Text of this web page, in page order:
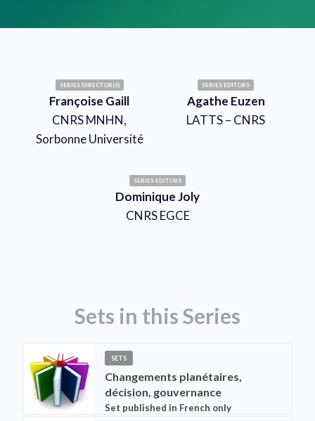
SERIES DIRECTOR(S)
Françoise Gaill
CNRS MNHN,
Sorbonne Université
SERIES EDITORS
Agathe Euzen
LATTS – CNRS
SERIES EDITORS
Dominique Joly
CNRS EGCE
Sets in this Series
SETS
Changements planétaires,
décision, gouvernance
Set published in French only